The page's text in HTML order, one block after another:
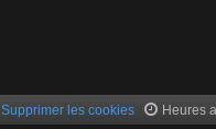
Heures
Supprimer les cookies